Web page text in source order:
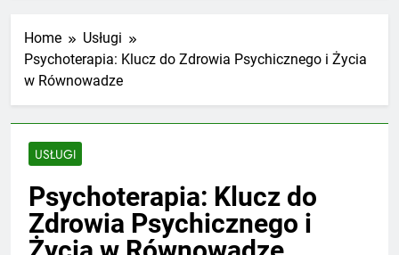
Home
Usługi
Psychoterapia: Klucz do Zdrowia Psychicznego i Życia
w Równowadze
USŁUGI
Psychoterapia: Klucz do
Zdrowia Psychicznego i